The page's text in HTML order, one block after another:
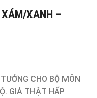
XÁM/XANH –
CHO BỘ MÔN
GIÁ THẬT HẤP